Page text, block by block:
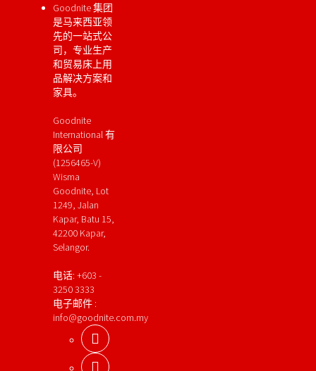
Goodnite 集团
是马来西亚领
先的一站式公
司，专业生产
和贸易床上用
品解决方案和
家具。
Goodnite
International 有
限公司
(1256465-V)
Wisma
Goodnite, Lot
1249, Jalan
Kapar, Batu 15,
42200 Kapar,
Selangor.
电话: +603 -
3250 3333
电子邮件 :
info@goodnite.com.my